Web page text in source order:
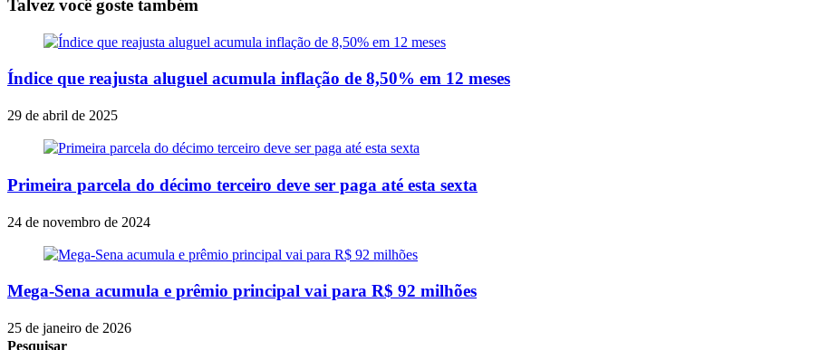
Talvez você goste também
Índice que reajusta aluguel acumula inflação de 8,50% em 12 meses
29 de abril de 2025
Primeira parcela do décimo terceiro deve ser paga até esta sexta
24 de novembro de 2024
Mega-Sena acumula e prêmio principal vai para R$ 92 milhões
25 de janeiro de 2026
Pesquisar